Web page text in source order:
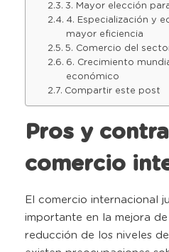
3. Mayor elección
4. Especialización y
mayor eficiencia
5. Comercio del
6. Crecimiento
económico
Compartir este post
Pros y
comercio
El comercio internacional
importante en la mejora
reducción de los niveles